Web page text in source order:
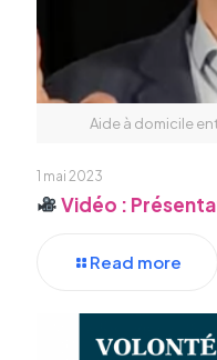
Aide à domicile
1 mai 2023
Vidéo :
Read more